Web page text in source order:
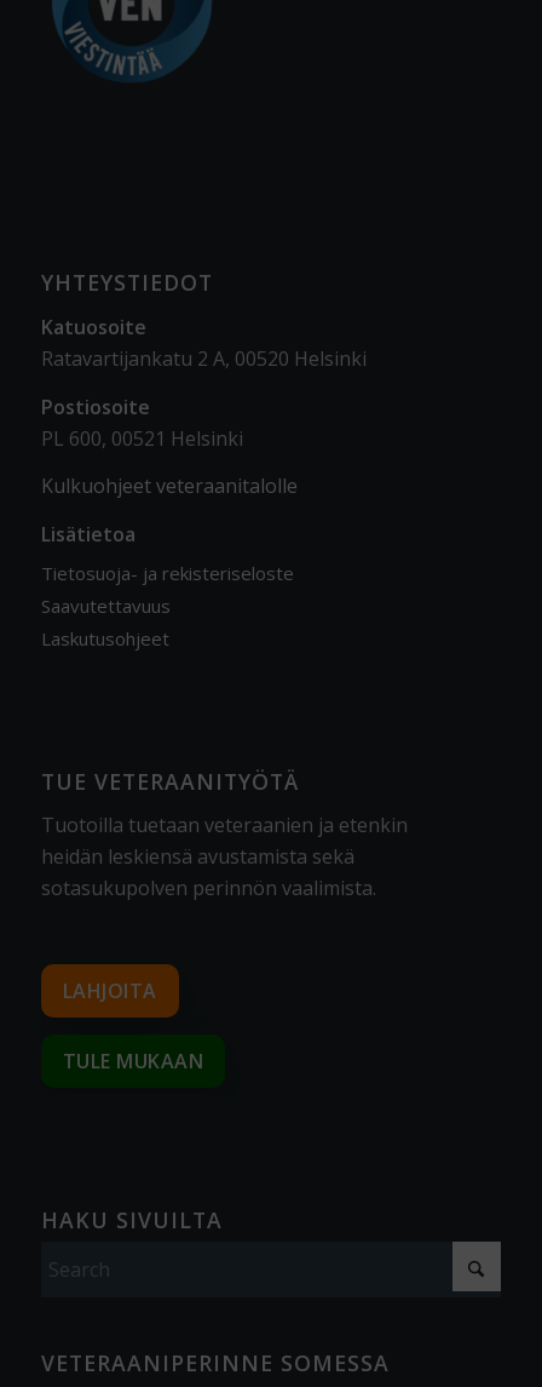
YHTEYSTIEDOT
Katuosoite
Ratavartijankatu 2 A, 00520 Helsinki
Postiosoite
PL 600, 00521 Helsinki
Kulkuohjeet veteraanitalolle
Lisätietoa
Tietosuoja- ja rekisteriseloste
Saavutettavuus
Laskutusohjeet
TUE VETERAANITYÖTÄ
Tuotoilla tuetaan veteraanien ja etenkin
heidän leskiensä avustamista sekä
sotasukupolven perinnön vaalimista.
LAHJOITA
TULE MUKAAN
HAKU SIVUILTA
VETERAANIPERINNE SOMESSA